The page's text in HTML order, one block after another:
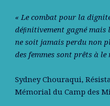
« Le combat pour la
déﬁnitivement gagné mais
ne soit jamais perdu non
des femmes sont prêts à le
Sydney Chouraqui,
Mémorial du Camp des